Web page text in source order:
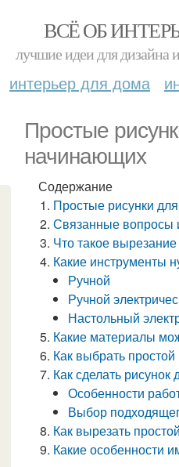
ВСЁ ОБ
лучшие идеи для дизайна
интерьер для дома
Простые
начинающих
Содержание
Простые рисунки
Связанные вопросы
Что такое
Какие инструменты
Ручной
Ручной
Настольный
Какие материалы
Как выбрать
Как сделать
Особенности
Выбор
Как вырезать
Какие особенности